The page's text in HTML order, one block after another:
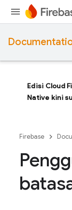
Edisi Cloud
Native kini
Firebase